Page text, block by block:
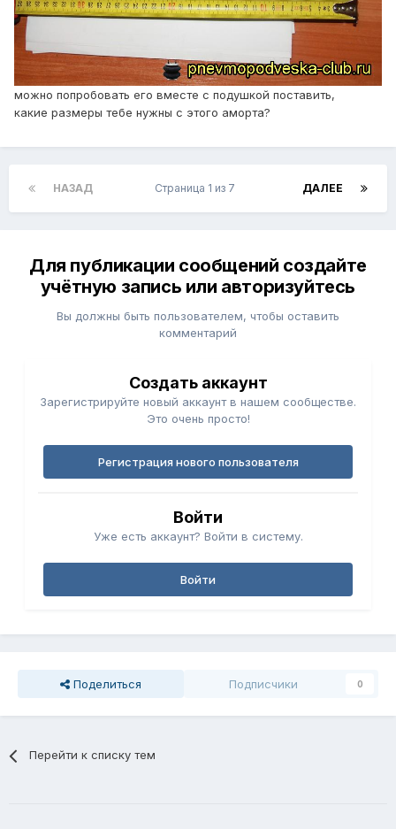
можно попробовать его вместе с подушкой поставить,
какие размеры тебе нужны с этого аморта?
НАЗАД ДАЛЕЕ
Страница 1 из 7
Для публикации сообщений создайте
учётную запись или авторизуйтесь
Вы должны быть пользователем, чтобы оставить
комментарий
Создать аккаунт
Зарегистрируйте новый аккаунт в нашем сообществе.
Это очень просто!
Регистрация нового пользователя
Войти
Уже есть аккаунт? Войти в систему.
Войти
Поделиться Подписчики 0
Перейти к списку тем